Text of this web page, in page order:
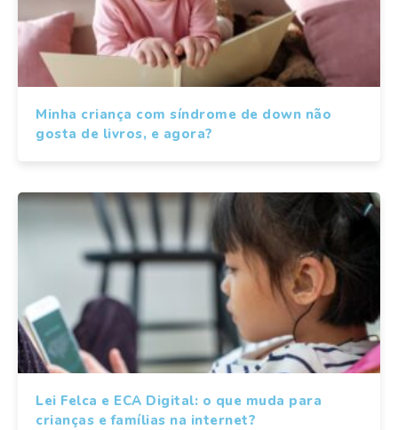
Minha criança com síndrome de down não
gosta de livros, e agora?
Lei Felca e ECA Digital: o que muda para
crianças e famílias na internet?